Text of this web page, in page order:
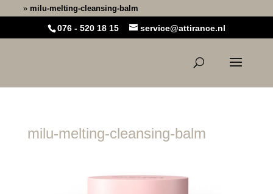
» milu-melting-cleansing-balm
076 - 520 18 15 service@attirance.nl
milu-melting-cleansing-balm